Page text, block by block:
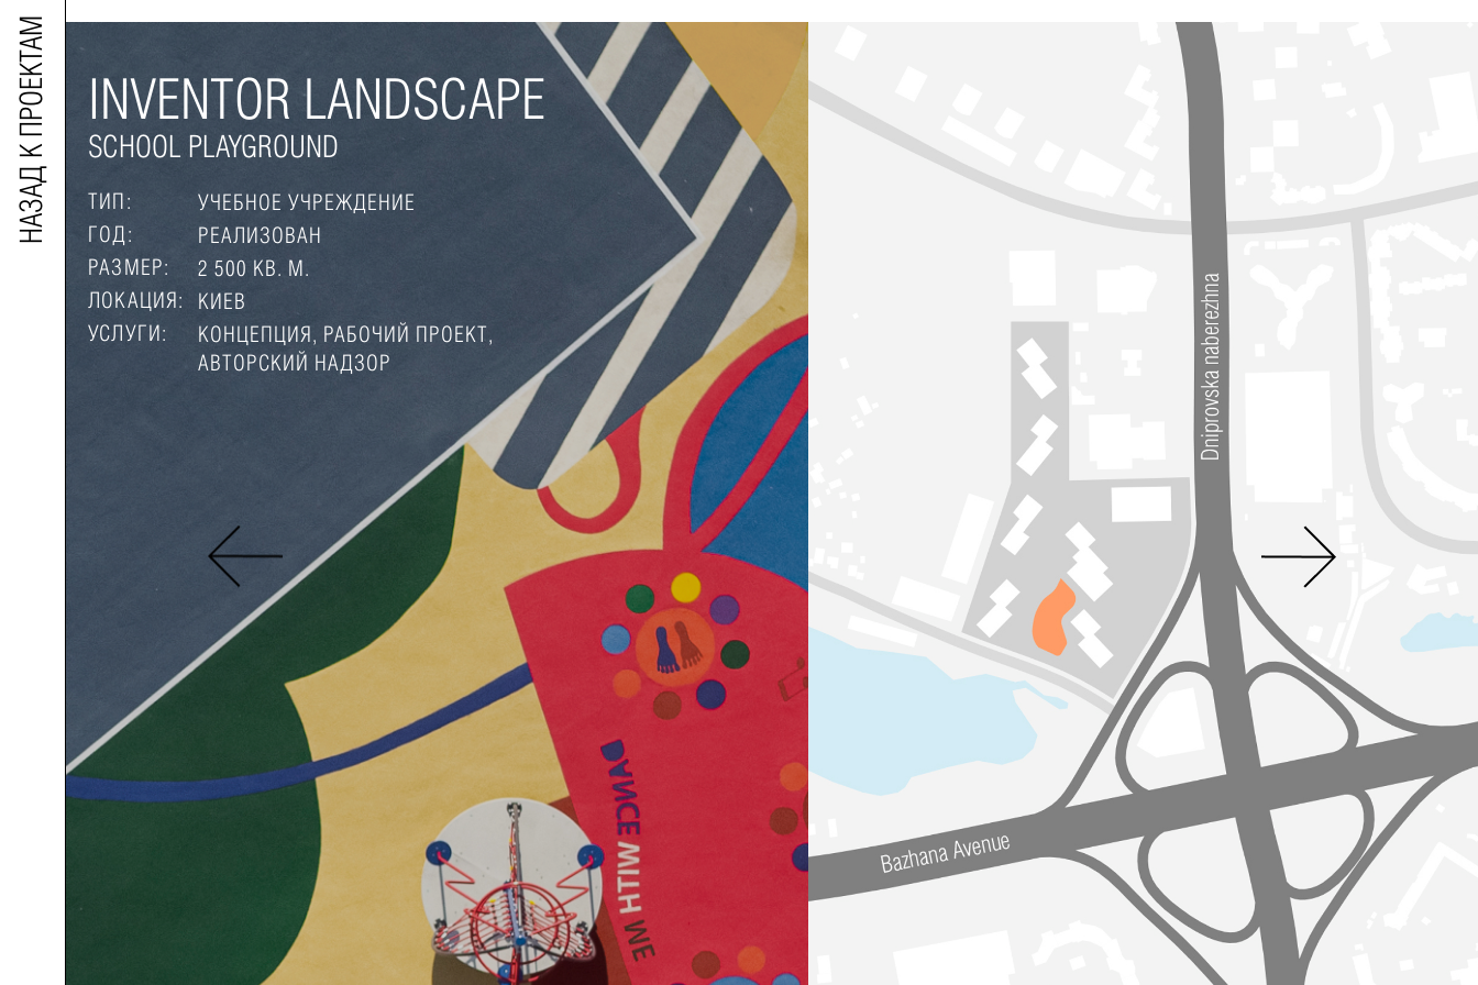
НАЗАД К ПРОЕКТАМ INVENTOR LANDSCAPE
SCHOOL PLAYGROUND
ТИП:
УЧЕБНОЕ УЧРЕЖДЕНИЕ
ГОД:
РЕАЛИЗОВАН
РАЗМЕР:
2 500 КВ. М.
ЛОКАЦИЯ:
КИЕВ
УСЛУГИ:
КОНЦЕПЦИЯ, РАБОЧИЙ ПРОЕКТ,
АВТОРСКИЙ НАДЗОР